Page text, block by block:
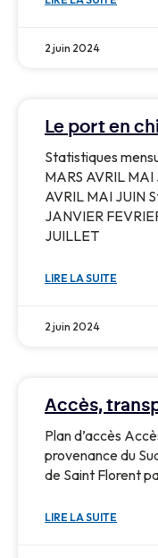
2 juin 2024
Le port en
Statistiques
MARS AVRIL
AVRIL MAI JUIN
JANVIER
JUILLET
LIRE LA SUITE
2 juin 2024
Accès,
Plan d’accès
provenance du
de Saint Florent
LIRE LA SUITE